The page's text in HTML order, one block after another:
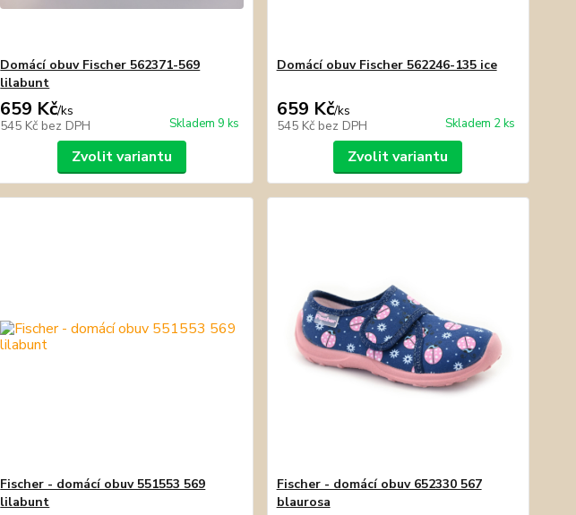
Domácí obuv Fischer 562371-569
lilabunt
659 Kč/ks
545 Kč bez DPH Skladem 9 ks
Zvolit variantu
Domácí obuv Fischer 562246-135 ice
659 Kč/ks
545 Kč bez DPH Skladem 2 ks
Zvolit variantu
Fischer - domácí obuv 551553 569
lilabunt
Fischer - domácí obuv 652330 567
blaurosa